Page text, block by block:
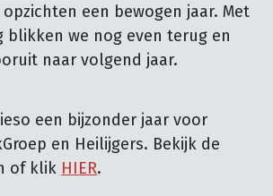
een bewogen jaar. Met
blikken we nog even terug en
naar volgend jaar.
een bijzonder jaar voor
en Heilijgers. Bekijk de
of klik HIER.